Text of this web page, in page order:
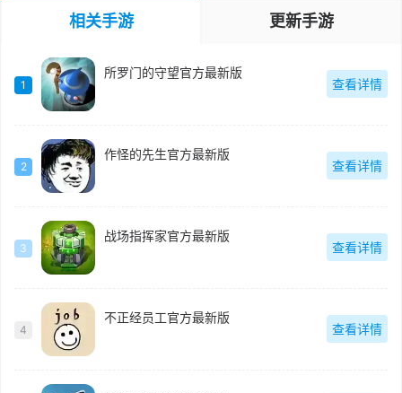
相关手游 更新手游
1
所罗门的守望官方最新版
查看详情
2
作怪的先生官方最新版
查看详情
3
战场指挥家官方最新版
查看详情
4
不正经员工官方最新版
查看详情